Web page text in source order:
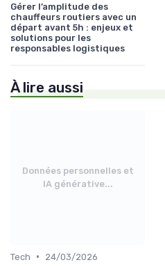
Gérer l’amplitude des
chauffeurs routiers avec un
départ avant 5h : enjeux et
solutions pour les
responsables logistiques
À lire aussi
Données personnelles et
IA générative...
Tech •
24/03/2026